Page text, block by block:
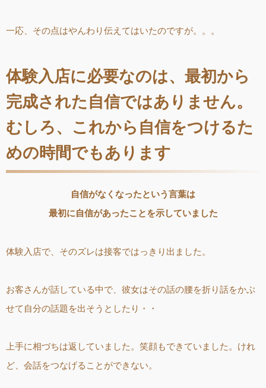
一応、その点はやんわり伝えてはいたのですが。。。
体験入店に必要なのは、最初から
完成された自信ではありません。
むしろ、これから自信をつけるた
めの時間でもあります
自信がなくなったという言葉は
最初に自信があったことを示していました
体験入店で、そのズレは接客ではっきり出ました。
お客さんが話している中で、彼女はその話の腰を折り話をかぶ
せて自分の話題を出そうとしたり・・
上手に相づちは返していました。笑顔もできていました。けれ
ど、会話をつなげることができない。